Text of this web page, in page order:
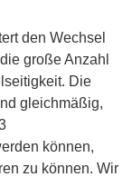
den Wechsel
große Anzahl
Die
gleichmäßig,
können,
zu können. Wir